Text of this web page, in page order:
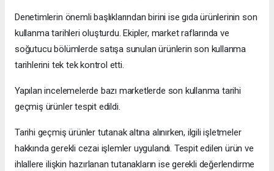
Denetimlerin önemli başlıklarından birini ise gıda ürünlerinin son
kullanma tarihleri oluşturdu. Ekipler, market raflarında ve
soğutucu bölümlerde satışa sunulan ürünlerin son kullanma
tarihlerini tek tek kontrol etti.
Yapılan incelemelerde bazı marketlerde son kullanma tarihi
geçmiş ürünler tespit edildi.
Tarihi geçmiş ürünler tutanak altına alınırken, ilgili işletmeler
hakkında gerekli cezai işlemler uygulandı. Tespit edilen ürün ve
ihlallere ilişkin hazırlanan tutanakların ise gerekli değerlendirme